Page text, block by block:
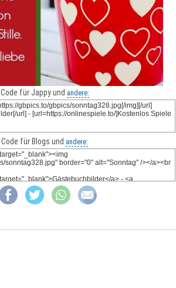
Code für Jappy und andere:
Code für Blogs und andere: